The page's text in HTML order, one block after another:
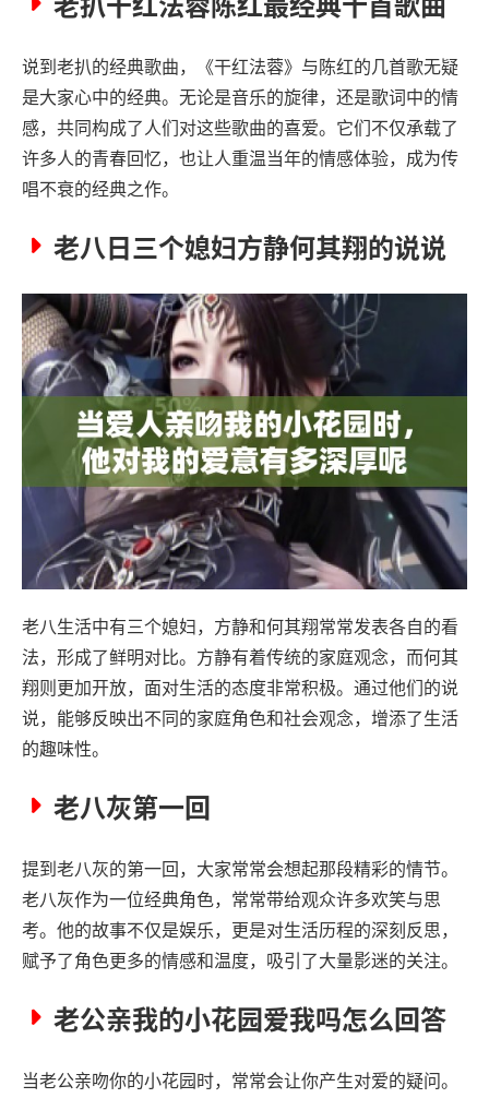
说到老扒的经典歌曲，《干红法蓉》与陈红的几首歌无疑
是大家心中的经典。无论是音乐的旋律，还是歌词中的情
感，共同构成了人们对这些歌曲的喜爱。它们不仅承载了
许多人的青春回忆，也让人重温当年的情感体验，成为传
唱不衰的经典之作。
老八日三个媳妇方静何其翔的说说
老八生活中有三个媳妇，方静和何其翔常常发表各自的看
法，形成了鲜明对比。方静有着传统的家庭观念，而何其
翔则更加开放，面对生活的态度非常积极。通过他们的说
说，能够反映出不同的家庭角色和社会观念，增添了生活
的趣味性。
老八灰第一回
提到老八灰的第一回，大家常常会想起那段精彩的情节。
老八灰作为一位经典角色，常常带给观众许多欢笑与思
考。他的故事不仅是娱乐，更是对生活历程的深刻反思，
赋予了角色更多的情感和温度，吸引了大量影迷的关注。
老公亲我的小花园爱我吗怎么回答
当老公亲吻你的小花园时，常常会让你产生对爱的疑问。